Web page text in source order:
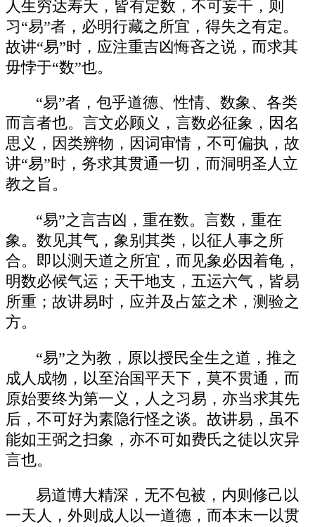
人生穷达寿夭，皆有定数，不可妄干，则
习“易”者，必明行藏之所宜，得失之有定。
故讲“易”时，应注重吉凶悔吝之说，而求其
毋悖于“数”也。
“易”者，包乎道德、性情、数象、各类
而言者也。言文必顾义，言数必征象，因名
思义，因类辨物，因词审情，不可偏执，故
讲“易”时，务求其贯通一切，而洞明圣人立
教之旨。
“易”之言吉凶，重在数。言数，重在
象。数见其气，象别其类，以征人事之所
合。即以测天道之所宜，而见象必因着龟，
明数必候气运；天干地支，五运六气，皆易
所重；故讲易时，应并及占筮之术，测验之
方。
“易”之为教，原以授民全生之道，推之
成人成物，以至治国平天下，莫不贯通，而
原始要终为第一义，人之习易，亦当求其先
后，不可好为素隐行怪之谈。故讲易，虽不
能如王弼之扫象，亦不可如费氏之徒以灾异
言也。
易道博大精深，无不包被，内则修己以
一天人，外则成人以一道德，而本末一以贯